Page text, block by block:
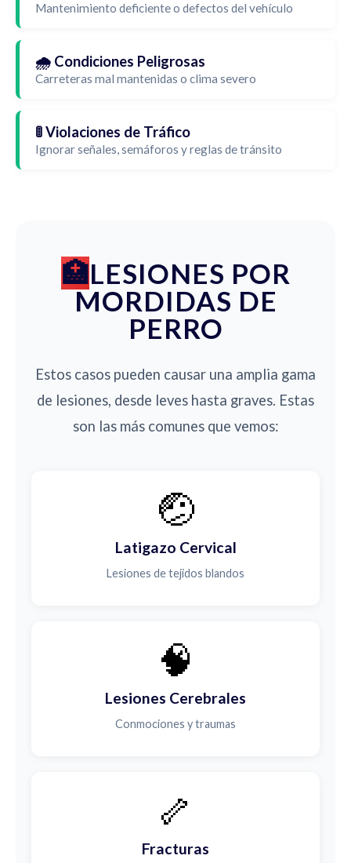
Mantenimiento deficiente o defectos del vehículo
🌧️ Condiciones Peligrosas
Carreteras mal mantenidas o clima severo
🚦 Violaciones de Tráfico
Ignorar señales, semáforos y reglas de tránsito
LESIONES POR
MORDIDAS DE
PERRO
Estos casos pueden causar una amplia gama
de lesiones, desde leves hasta graves. Estas
son las más comunes que vemos:
🤕
Latigazo Cervical
Lesiones de tejidos blandos
🧠
Lesiones Cerebrales
Conmociones y traumas
🦴
Fracturas